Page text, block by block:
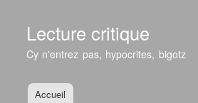
Lecture critique
Cy n'entrez pas, hypocrites, bigotz
Accueil